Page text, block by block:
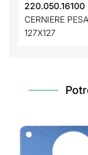
220.050.16100
CERNIERE
127X127